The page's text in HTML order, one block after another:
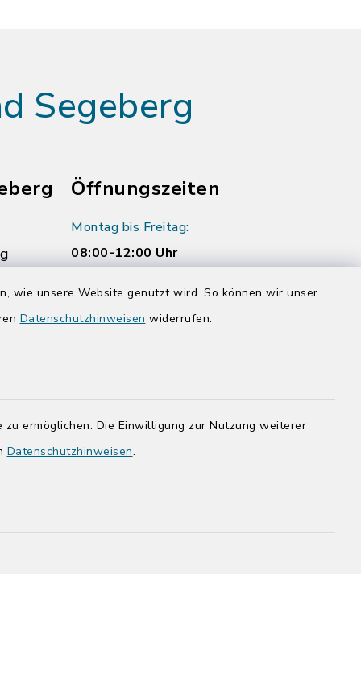
wie unsere Website genutzt wird. So können wir unser
Datenschutzhinweisen widerrufen.
ermöglichen. Die Einwilligung zur Nutzung weiterer
Datenschutzhinweisen.
Segeberg
Öffnungszeiten
Montag bis Freitag:
08:00-12:00 Uhr
Donnerstag zusätzlich:
14:00-17:00 Uhr